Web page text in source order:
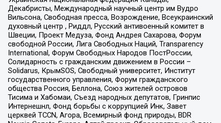
Декабристы, Международный научный центр им Вудро
Вильсона, Свободная пресса, Возрождение, Всеукраинский
духовный центр , Риддл, Русский антивоенный комитет в
Швеции, Проект Медуза, Фонд Андрея Сахарова, Форум
свободной России, Лига Свободных Наций, Transparеncy
International, Форум Свободных Народов ПостРоссии,
Солидарность с гражданским движением в России –
Solidarus, КрымSOS, Свободный университет, Институт
государственного управления, Форум гражданского
общества Россия, Беллона, Союз жителей островов
Тисима и Хабомаи, Съезд народных депутатов, Гринпис
Интернешнл, Фонд борьбы с коррупцией Инк, Завет
церквей TCCN, Агора, Всемирный фонд природы, BDR